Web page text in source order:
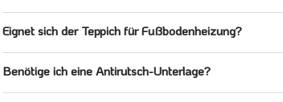
Eignet sich der Teppich für Fußbodenheizung?
Benötige ich eine Antirutsch-Unterlage?